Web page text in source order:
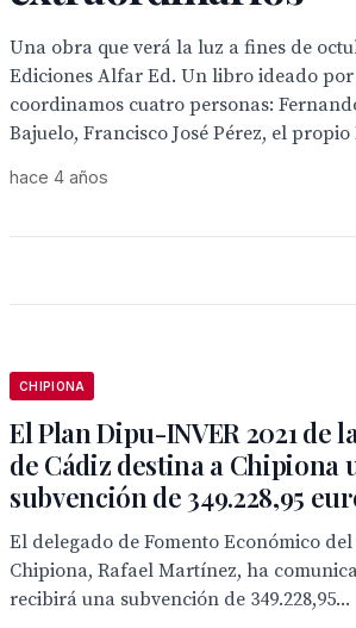
Una obra que verá la luz a fines de
Ediciones Alfar Ed. Un libro ideado
coordinamos cuatro personas:
Bajuelo, Francisco José Pérez, el propio
hace 4 años
CHIPIONA
El Plan Dipu-INVER 2021 de
de Cádiz destina a Chipiona
subvención de 349.228,95
El delegado de Fomento Económico
Chipiona, Rafael Martínez, ha
recibirá una subvención de 349.228,95...